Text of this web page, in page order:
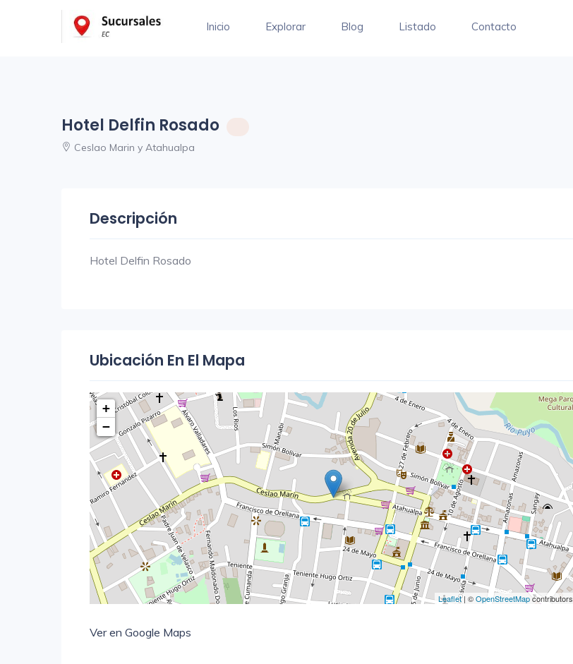
Inicio Explorar Blog Listado Contacto
Hotel Delfin Rosado
Ceslao Marin y Atahualpa
Descripción
Hotel Delfin Rosado
Ubicación En El Mapa
+
−
Leaflet| ©OpenStreetMapcontributors
Ver en Google Maps